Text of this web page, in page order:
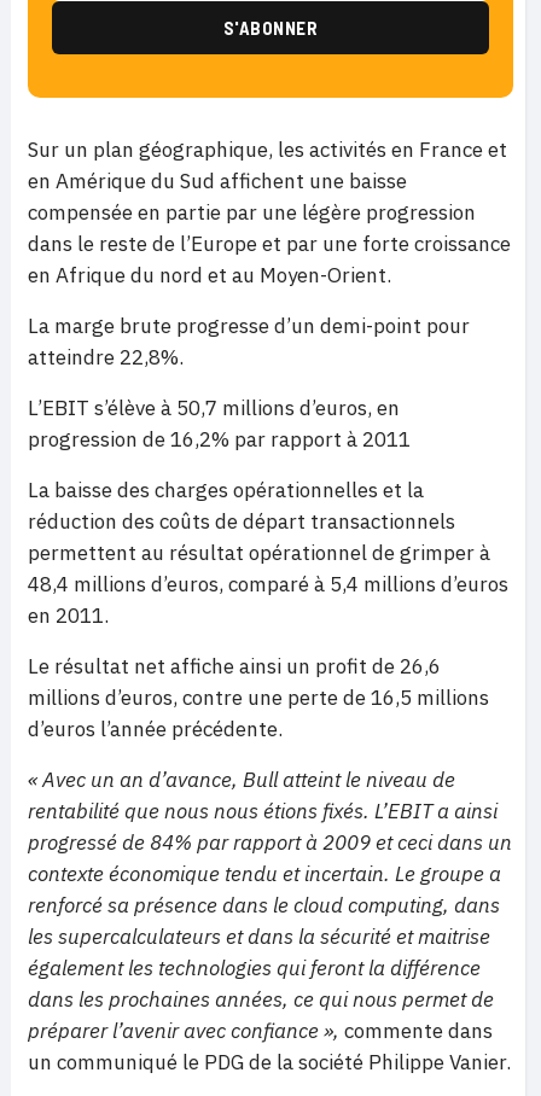
Sur un plan géographique, les activités en France et
en Amérique du Sud affichent une baisse
compensée en partie par une légère progression
dans le reste de l’Europe et par une forte croissance
en Afrique du nord et au Moyen-Orient.
La marge brute progresse d’un demi-point pour
atteindre 22,8%.
L’EBIT s’élève à 50,7 millions d’euros, en
progression de 16,2% par rapport à 2011
La baisse des charges opérationnelles et la
réduction des coûts de départ transactionnels
permettent au résultat opérationnel de grimper à
48,4 millions d’euros, comparé à 5,4 millions d’euros
en 2011.
Le résultat net affiche ainsi un profit de 26,6
millions d’euros, contre une perte de 16,5 millions
d’euros l’année précédente.
« Avec un an d’avance, Bull atteint le niveau de
rentabilité que nous nous étions fixés. L’EBIT a ainsi
progressé de 84% par rapport à 2009 et ceci dans un
contexte économique tendu et incertain. Le groupe a
renforcé sa présence dans le cloud computing, dans
les supercalculateurs et dans la sécurité et maitrise
également les technologies qui feront la différence
dans les prochaines années, ce qui nous permet de
préparer l’avenir avec confiance », commente dans
un communiqué le PDG de la société Philippe Vanier.